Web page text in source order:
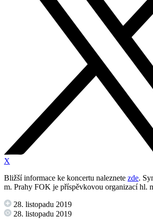
X
Bližší informace ke koncertu naleznete zde.
m. Prahy FOK je příspěvkovou organizací hl.
28. listopadu 2019
28. listopadu 2019